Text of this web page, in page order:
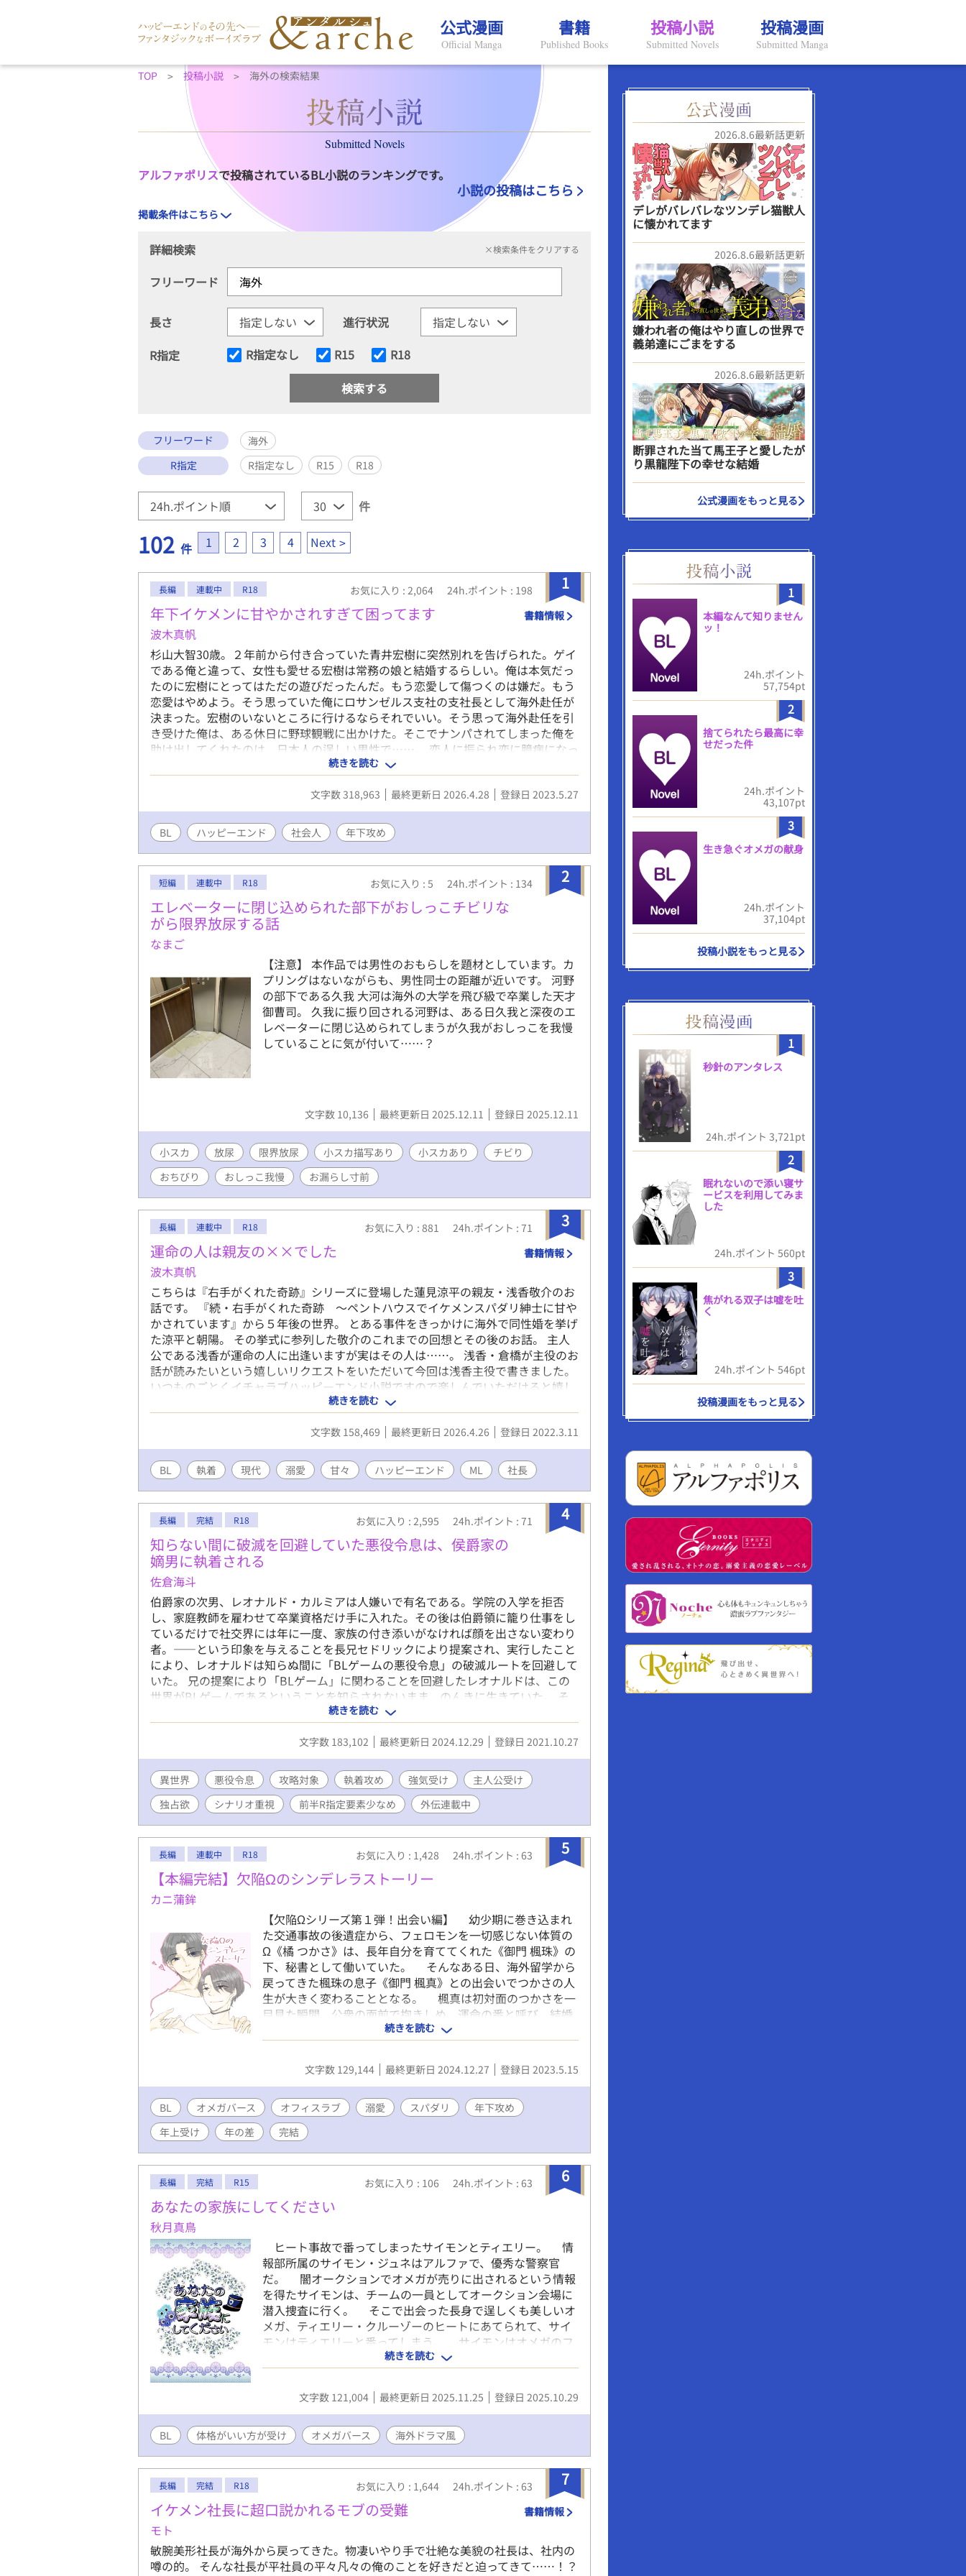
公式漫画
Official Manga
書籍
Published Books
投稿小説
Submitted Novels
投稿漫画
Submitted Manga
TOP 投稿小説 海外の検索結果
Submitted Novels
アルファポリスで投稿されているBL小説のランキングです。
小説の投稿はこちら
掲載条件はこちら
詳細検索 ×検索条件をクリアする
フリーワード
長さ
進行状況
R指定
R指定なし R15 R18
フリーワード
海外
R指定
R指定なし R15 R18
件
102 件 1 2 3 4 Next
1
長編 連載中 R18 お気に入り : 2,064 24h.ポイント : 198
年下イケメンに甘やかされすぎて困ってます
波木真帆
書籍情報
杉山大智30歳。２年前から付き合っていた青井宏樹に突然別れを告げられた。ゲイ
である俺と違って、女性も愛せる宏樹は常務の娘と結婚するらしい。俺は本気だっ
たのに宏樹にとってはただの遊びだったんだ。もう恋愛して傷つくのは嫌だ。もう
恋愛はやめよう。そう思っていた俺にロサンゼルス支社の支社長として海外赴任が
決まった。宏樹のいないところに行けるならそれでいい。そう思って海外赴任を引
き受けた俺は、ある休日に野球観戦に出かけた。そこでナンパされてしまった俺を
助け出してくれたのは、日本人の逞しい男性で……。 恋人に振られ恋に臆病になっ
てしまった童顔な30歳会社員とそんな彼を甘々に溺愛してくる同じ日本人の会社員
25歳の年下攻めカップルのイチャラブハッピーエンド小説です。 『婚約者に裏切ら
れたのに幸せすぎて怖いんですけど……』 『不感症の僕が蕩けるほど愛されちゃっ
てます』のスピンオフのようなお話です。 あっ、と気づいていただけると嬉しいで
す♡ R18には※つけます。
続きを読む
文字数 318,963 最終更新日 2026.4.28 登録日 2023.5.27
BL ハッピーエンド 社会人 年下攻め
2
短編 連載中 R18 お気に入り : 5 24h.ポイント : 134
エレベーターに閉じ込められた部下がおしっこチビリな
がら限界放尿する話
なまご
【注意】 本作品では男性のおもらしを題材としています。カ
プリングはないながらも、男性同士の距離が近いです。 河野
の部下である久我 大河は海外の大学を飛び級で卒業した天才
御曹司。 久我に振り回される河野は、ある日久我と深夜のエ
レベーターに閉じ込められてしまうが久我がおしっこを我慢
していることに気が付いて……？
文字数 10,136 最終更新日 2025.12.11 登録日 2025.12.11
小スカ 放尿 限界放尿 小スカ描写あり 小スカあり
チビり
おちびり
おしっこ我慢 お漏らし寸前
3
長編 連載中 R18 お気に入り : 881 24h.ポイント : 71
運命の人は親友の××でした
波木真帆
書籍情報
こちらは『右手がくれた奇跡』シリーズに登場した蓮見涼平の親友・浅香敬介のお
話です。 『続・右手がくれた奇跡 〜ペントハウスでイケメンスパダリ紳士に甘や
かされています』から５年後の世界。 とある事件をきっかけに海外で同性婚を挙げ
た涼平と朝陽。 その挙式に参列した敬介のこれまでの回想とその後のお話。 主人
公である浅香が運命の人に出逢いますが実はその人は……。 浅香・倉橋が主役のお
話が読みたいという嬉しいリクエストをいただいて今回は浅香主役で書きました。
いつものごとくイチャラブハッピーエンド小説ですので楽しんでいただけると嬉し
いです♡ R１８には※つけます。 ちょこっとタイトル短くしました。
続きを読む
文字数 158,469 最終更新日 2026.4.26 登録日 2022.3.11
BL 執着 現代 溺愛 甘々 ハッピーエンド ML 社長
4
長編 完結 R18 お気に入り : 2,595 24h.ポイント : 71
知らない間に破滅を回避していた悪役令息は、侯爵家の
嫡男に執着される
佐倉海斗
伯爵家の次男、レオナルド・カルミアは人嫌いで有名である。学院の入学を拒否
し、家庭教師を雇わせて卒業資格だけ手に入れた。その後は伯爵領に籠り仕事をし
ているだけで社交界には年に一度、家族の付き添いがなければ顔を出さない変わり
者。――という印象を与えることを長兄セドリックにより提案され、実行したこと
により、レオナルドは知らぬ間に「BLゲームの悪役令息」の破滅ルートを回避して
いた。 兄の提案により「BLゲーム」に関わることを回避したレオナルドは、この
世界がBLゲームであるということを知らされないまま、のんきに生きていた。 そ
して、長兄が海外出張の為、伯爵領を離れている時に事件は起きた。弟のアルフレ
ッドがサザンクロス侯爵家の嫡男、ジェイド・サザンクロスの婚約者を寝取り、妊
娠させたという手紙が届き、条件に応じなければ伯爵家は莫大な借金を背負うこと
になってしまう。借金を回避する為にジェイドを説得しようとするが……。 ※ムー
ンライトノベルズにも投稿をしています。 ※R指定の要素には一部強引な言動等の
描写を含むことがあります。(11/3 注意事項 追記) ※11/30 本編完結しました。 ※
第二部→外伝4に変更しました。
続きを読む
文字数 183,102 最終更新日 2024.12.29 登録日 2021.10.27
異世界 悪役令息 攻略対象 執着攻め 強気受け
主人公受け
独占欲
シナリオ重視 前半R指定要素少なめ 外伝連載中
5
長編 連載中 R18 お気に入り : 1,428 24h.ポイント : 63
【本編完結】欠陥Ωのシンデレラストーリー
カニ蒲鉾
【欠陥Ωシリーズ第１弾！出会い編】 幼少期に巻き込まれ
た交通事故の後遺症から、フェロモンを一切感じない体質の
Ω《橘 つかさ》は、長年自分を育ててくれた《御門 楓珠》の
下、秘書として働いていた。 そんなある日、海外留学から
戻ってきた楓珠の息子《御門 楓真》との出会いでつかさの人
生が大きく変わることとなる。 楓真は初対面のつかさを一
目見た瞬間、公衆の面前で抱きしめ、運命の番と呼び、結婚
宣言までしてきたのだった―― 欠陥だらけの自分に全く自
信の無い卑屈Ωが、自分を運命と呼ぶ年下イケメンハイスペ
ックαから好き好き大好き絶対幸せにする、と溺れてしまう
くらい溺愛されるシンデレララブストーリー 【受け】施設育
ダリα(21) 《欠陥Ωシリーズ》 【第1章】「欠陥Ωのシンデレ
ラストーリー」 【第2章】「欠陥Ωのマタニティストーリー」
【第3章】「欠陥Ωのオフィスラブストーリー」 【SS】「欠
陥Ωの淫らな記録」
続きを読む
文字数 129,144 最終更新日 2024.12.27 登録日 2023.5.15
BL オメガバース オフィスラブ 溺愛 スパダリ
年下攻め
年上受け
年の差 完結
6
長編 完結 R15 お気に入り : 106 24h.ポイント : 63
あなたの家族にしてください
秋月真鳥
ヒート事故で番ってしまったサイモンとティエリー。 情
報部所属のサイモン・ジュネはアルファで、優秀な警察官
だ。 闇オークションでオメガが売りに出されるという情報
を得たサイモンは、チームの一員としてオークション会場に
潜入捜査に行く。 そこで出会った長身で逞しくも美しいオ
メガ、ティエリー・クルーゾーのヒートにあてられて、サイ
モンはティエリーと番ってしまう。 サイモンはオメガのフ
ェロモンに強い体質で、強い抑制剤も服用していたし、緊急
用の抑制剤も打っていた。 対するティエリーはフェロモン
がほとんど感じられないくらいフェロモンの薄いオメガだっ
た。 それなのに、なぜ。 番にしてしまった責任を取って
イモンはティエリーの物静かで寂しげな様子に惹かれて愛し
てしまう。 ティエリーの方も誠実で優しいサイモンを愛し
てしまう。しかし、サイモンは責任感だけで自分と結婚した
とティエリーは思い込んで苦悩する。 すれ違う運命の番が
家族になるまでの海外ドラマ風オメガバースBLストーリー。
※奇数話が攻め視点で、偶数話が受け視点です。 ※エブリス
す。
続きを読む
文字数 121,004 最終更新日 2025.11.25 登録日 2025.10.29
BL 体格がいい方が受け オメガバース 海外ドラマ風
7
長編 完結 R18 お気に入り : 1,644 24h.ポイント : 63
イケメン社長に超口説かれるモブの受難
モト
書籍情報
敏腕美形社長が海外から戻ってきた。物凄いやり手で壮絶な美貌の社長は、社内の
噂の的。 そんな社長が平社員の平々凡々の俺のことを好きだと迫ってきて……！？
2026.8.6最新話更新
デレがバレバレなツンデレ猫獣人
に懐かれてます
2026.8.6最新話更新
嫌われ者の俺はやり直しの世界で
義弟達にごまをする
2026.8.6最新話更新
断罪された当て馬王子と愛したが
り黒龍陛下の幸せな結婚
公式漫画をもっと見る
1
本編なんて知りません
ッ！
24h.ポイント
57,754pt
2
捨てられたら最高に幸
せだった件
24h.ポイント
43,107pt
3
生き急ぐオメガの献身
24h.ポイント
37,104pt
投稿小説をもっと見る
1
秒針のアンタレス
24h.ポイント 3,721pt
2
眠れないので添い寝サ
ービスを利用してみま
した
24h.ポイント 560pt
3
焦がれる双子は嘘を吐
く
24h.ポイント 546pt
投稿漫画をもっと見る